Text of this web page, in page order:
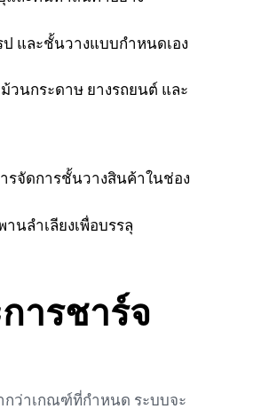
ป และชั้นวางแบบกำหนดเอง
วนกระดาษ ยางรถยนต์ และ
รจัดการชั้นวางสินค้าในช่อง
นลำเลียงเพื่อบรรลุ
ารชาร์จ
กว่าเกณฑ์ที่กำหนด ระบบจะ